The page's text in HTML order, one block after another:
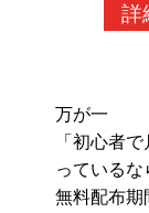
詳
万が一
「初心者
っているな
無料配布期